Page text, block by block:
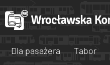
Dla pasażera Tabor